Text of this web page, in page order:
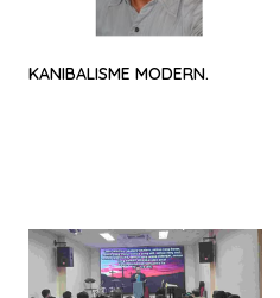
KANIBALISME MODERN.